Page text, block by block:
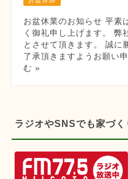
お盆休業のお知らせ 平素
く御礼申し上げます。 弊
とさせて頂きます。 誠に
了承頂きますようお願い
む »
ラジオやSNSでも家づく